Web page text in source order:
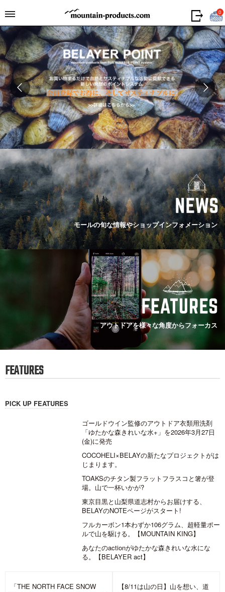
0
モールの旬な情報やショップインフォメーション
アウトドアを様々な角度からフォーカス
FEATURES
PICK UP FEATURES
ゴールドウイン監修のアウトドア衣類用洗剤
「ゆたかな森きれいな水+」を2026年3月27日
(金)に発売
COCOHELI×BELAYの新たなプロジェクトがは
じまります。
TOAKSのチタン製フラットフラスコと箸が登
場。山で一杯いかが?
BELAYのNOTEページがスタート!